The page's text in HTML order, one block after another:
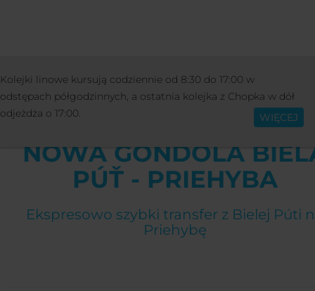
Polski
INFORMACJE INNY BLOG
GONDOLA BIELA PÚŤ - PRIEHYBA
NOWA GONDOLA
PÚŤ - PRIEHYBA
Ekspresowo szybki transfer z Bielej Púti
Priehybę
Kolejki linowe kursują codziennie od 8:30 do 17:00 w
odstępach półgodzinnych, a ostatnia kolejka z Chopka w dół
odjeżdża o 17:00.
WIĘCEJ